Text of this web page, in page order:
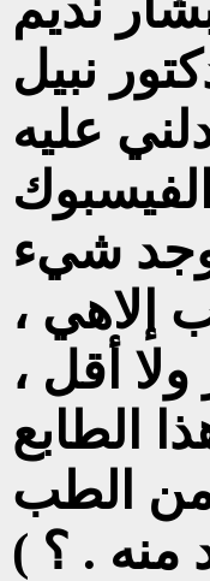
نبيل
عليه
شيء
إلاهي ،
أقل ،
الطابع
من الطب
منه . ؟ )